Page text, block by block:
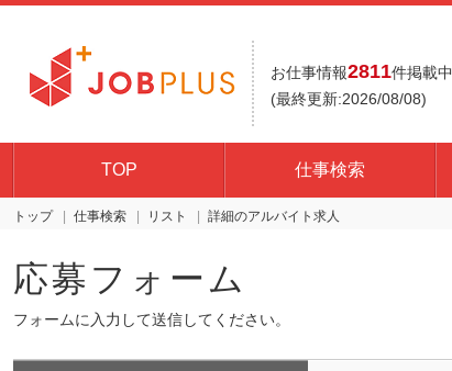
お仕事情報2811件掲載中
(最終更新:2026/08/08)
TOP 仕事検索
トップ 仕事検索 リスト 詳細
応募フォーム
フォームに入力して送信してください。